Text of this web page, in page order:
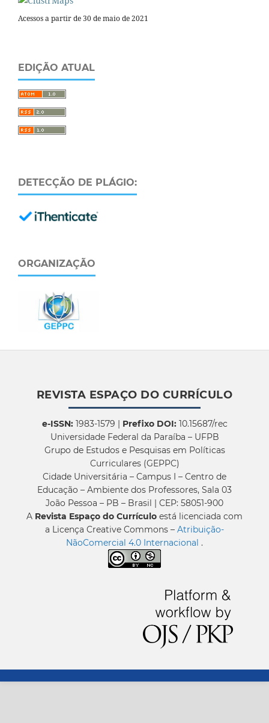
Acessos a partir de 30 de maio de 2021
EDIÇÃO ATUAL
DETECÇÃO DE PLÁGIO:
ORGANIZAÇÃO
REVISTA ESPAÇO DO CURRÍCULO
e-ISSN:1983-1579 | Prefixo DOI:10.15687/rec
Universidade Federal da Paraíba – UFPB
Grupo de Estudos e Pesquisas em Políticas
Curriculares (GEPPC)
Cidade Universitária – Campus I – Centro de
Educação – Ambiente dos Professores, Sala 03
João Pessoa – PB – Brasil | CEP: 58051-900
A Revista Espaço do Currículo está licenciada com
a Licença Creative Commons – Atribuição-
NãoComercial 4.0 Internacional .